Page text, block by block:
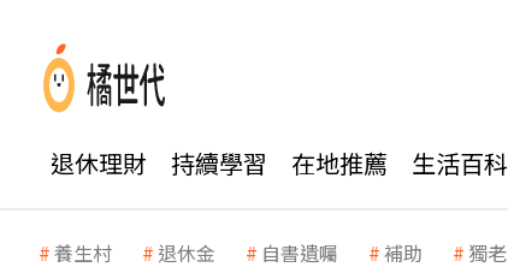
退休理財 持續學習 在地推薦 生活百科
養生村 退休金 自書遺囑 補助 獨老